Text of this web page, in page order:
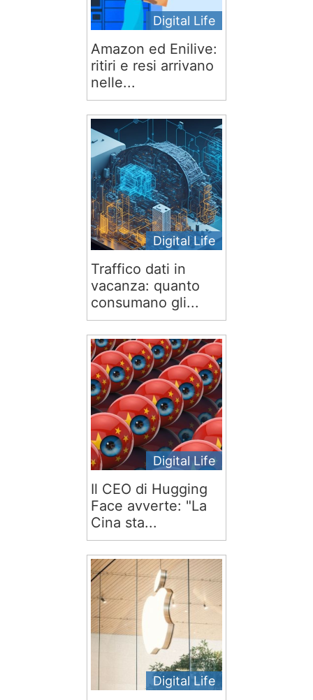
Digital Life
Amazon ed Enilive:
ritiri e resi arrivano
nelle...
Digital Life
Traffico dati in
vacanza: quanto
consumano gli...
Digital Life
Il CEO di Hugging
Face avverte: "La
Cina sta...
Digital Life